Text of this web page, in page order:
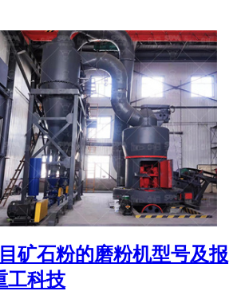
矿石粉的磨粉机型号及报
工科技